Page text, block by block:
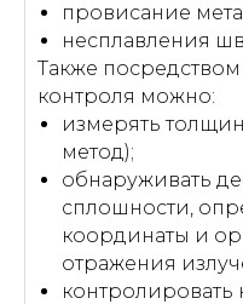
провисание
несплавления
Также посредством
контроля можно:
измерять
метод);
обнаруживать
сплошности,
координаты и
отражения
контролировать